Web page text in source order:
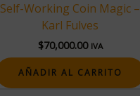
Self-Working Coin Magic –
Karl Fulves
$70,000.00 IVA
AÑADIR AL CARRITO